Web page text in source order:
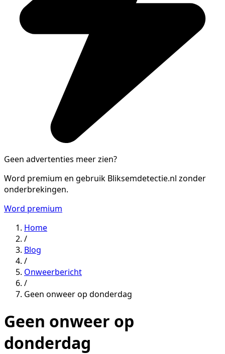
Geen advertenties meer zien?
Word premium en gebruik Bliksemdetectie.nl zonder
onderbrekingen.
Word premium
Home
/
Blog
/
Onweerbericht
/
Geen onweer op donderdag
Geen onweer op
donderdag